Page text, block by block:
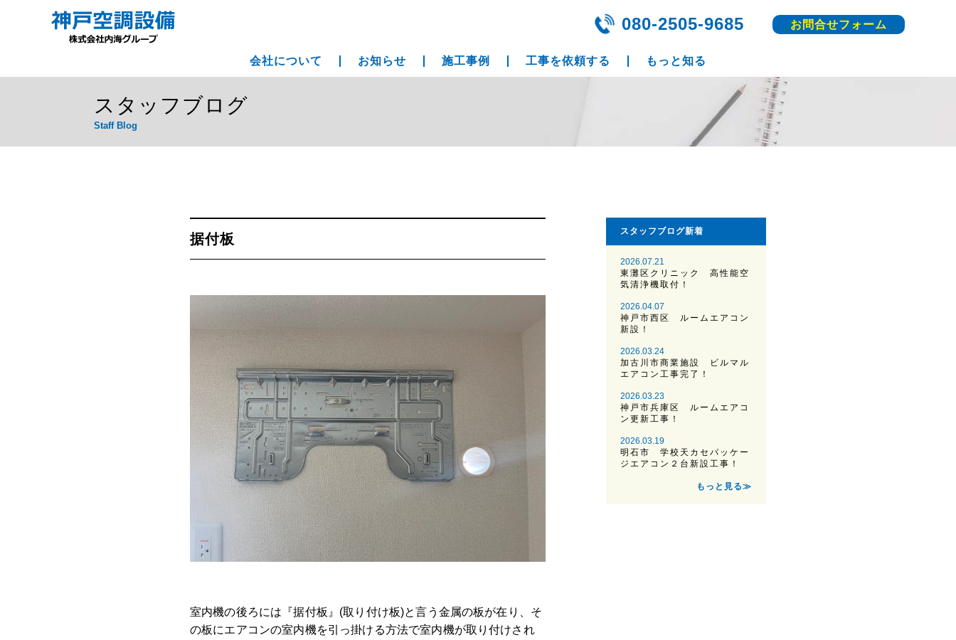
会社について お知らせ 施工事例 工事を依頼する もっと知る
080-2505-9685 お問合せフォーム
スタッフブログ
Staff Blog
据付板
室内機の後ろには『据付板』(取り付け板)と言う金属の板が在り、そ
の板にエアコンの室内機を引っ掛ける方法で室内機が取り付けされ
スタッフブログ新着
2026.07.21
東灘区クリニック 高性能空
気清浄機取付！
2026.04.07
神戸市西区 ルームエアコン
新設！
2026.03.24
加古川市商業施設 ビルマル
エアコン工事完了！
2026.03.23
神戸市兵庫区 ルームエアコ
ン更新工事！
2026.03.19
明石市 学校天カセパッケー
ジエアコン２台新設工事！
もっと見る≫